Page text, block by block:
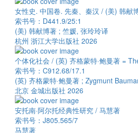
女性史. 中国卷. 先秦、秦汉 / (美) 韩献
索书号：D441.9/25:1
(美) 韩献博著 ; 竺媛, 张玲玲译
杭州 浙江大学出版社 2026
个体化社会 / (英) 齐格蒙特·鲍曼著 =
索书号：C912.68/17.1
(英) 齐格蒙特·鲍曼著 ; Zygmunt
北京 金城出版社 2026
安托南·阿尔托经典性研究 / 马慧著
索书号：J805.565/7
马慧著